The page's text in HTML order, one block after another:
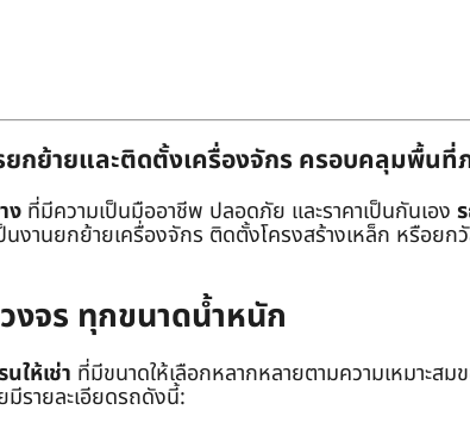
กย้ายและติดตั้งเครื่องจักร ครอบคลุมพื้นที่
ง ที่มีความเป็นมืออาชีพ ปลอดภัย และราคาเป็นกันเอง
นงานยกย้ายเครื่องจักร ติดตั้งโครงสร้างเหล็ก หรือ
งจร ทุกขนาดน้ำหนัก
ให้เช่า ที่มีขนาดให้เลือกหลากหลายตามความเหมาะส
รายละเอียดรถดังนี้: